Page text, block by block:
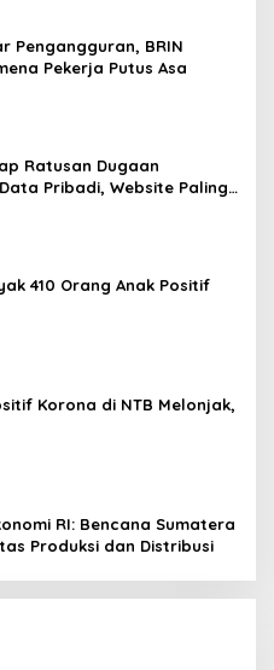
Pengangguran, BRIN
Pekerja Putus Asa
Ratusan Dugaan
Pribadi, Website Paling
410 Orang Anak Positif
Korona di NTB Melonjak,
RI: Bencana Sumatera
Produksi dan Distribusi